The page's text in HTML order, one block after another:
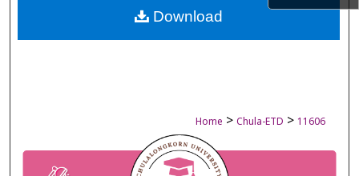
Digital Commons Network™
Home > Chula-ETD > 11606
Download